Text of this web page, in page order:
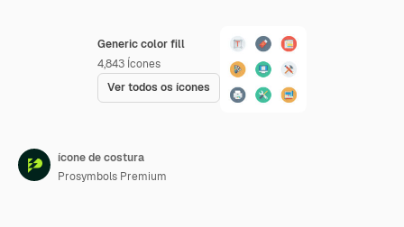
Generic color fill
4,843 Ícones
Ver todos os ícones
ícone de costura
Prosymbols Premium